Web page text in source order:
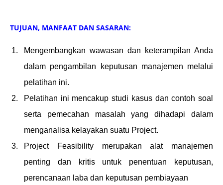
TUJUAN, MANFAAT DAN SASARAN:
Mengembangkan wawasan dan keterampilan Anda
dalam pengambilan keputusan manajemen melalui
pelatihan ini.
Pelatihan ini mencakup studi kasus dan contoh soal
serta pemecahan masalah yang dihadapi dalam
menganalisa kelayakan suatu Project.
Project Feasibility merupakan alat manajemen
penting dan kritis untuk penentuan keputusan,
perencanaan laba dan keputusan pembiayaan